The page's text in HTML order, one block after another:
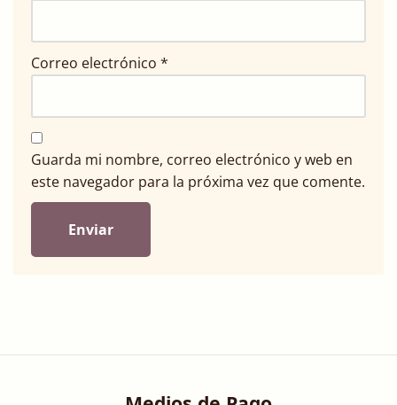
Correo electrónico *
Guarda mi nombre, correo electrónico y web en
este navegador para la próxima vez que comente.